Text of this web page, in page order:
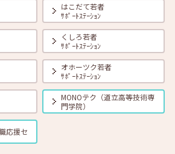
学生 求職者
木）小さな夢からかなえてみよう 14:00～
はこだて若者
ｻﾎﾟｰﾄｽﾃｰｼｮﾝ
くしろ若者
ｻﾎﾟｰﾄｽﾃｰｼｮﾝ
オホーツク若者
ｻﾎﾟｰﾄｽﾃｰｼｮﾝ
MONOテク（道立高等技術専
門学院）
応援セ